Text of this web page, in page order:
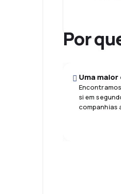
Por
Uma
si em
companhias